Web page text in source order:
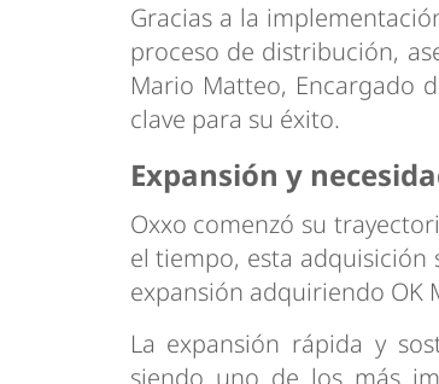
Gracias a la
proceso de distribución,
Mario Matteo, Encargado
clave para su éxito.
Expansión y
Oxxo comenzó su
el tiempo, esta adquisición
expansión adquiriendo OK
La expansión rápida y
siendo uno de los más